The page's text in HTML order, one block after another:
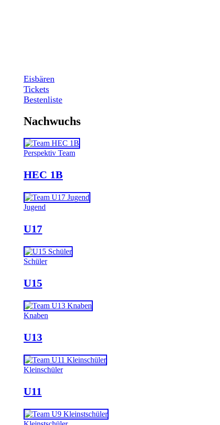
Eisbären
Tickets
Bestenliste
Nachwuchs
Perspektiv Team
HEC 1B
Jugend
U17
Schüler
U15
Knaben
U13
Kleinschüler
U11